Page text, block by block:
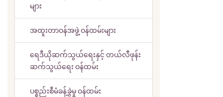
များ
အထူးတာဝန်အဖွဲ့ ဝန်ထမ်းများ
ရေဒီယိုဆက်သွယ်ရေးနှင့် တယ်လီဖုန်း
ဆက်သွယ်ရေး ဝန်ထမ်း
ပစ္စည်းစီမံခန့်ခွဲမှု ဝန်ထမ်း